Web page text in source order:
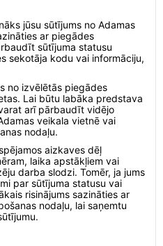
jūsu sūtījums no Adamas
ar piegādes
sūtījuma statusu
sekotāja kodu vai informāciju,
no izvēlētās piegādes
Lai būtu labāka predstava
arī pārbaudīt vidējo
veikala vietnē vai
nodaļu.
aizkaves dēļ
laika apstākļiem vai
darba slodzi. Tomēr, ja jums
par sūtījuma statusu vai
risinājums sazināties ar
nodaļu, lai saņemtu